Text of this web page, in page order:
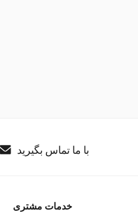
با ما تماس بگیرید
خدمات مشتری